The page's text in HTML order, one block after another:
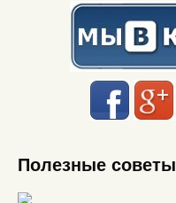
Полезные советы